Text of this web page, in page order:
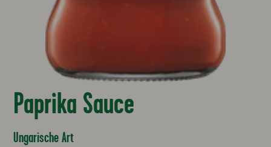
Paprika Sauce
Ungarische Art